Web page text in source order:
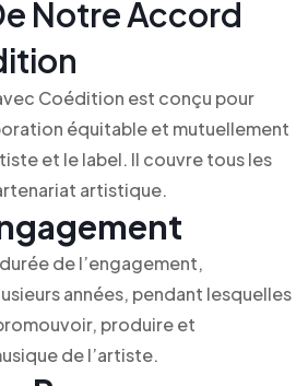
Notre Accord
Coédition est conçu pour
équitable et mutuellement
et le label. Il couvre tous les
artistique.
de l’engagement,
années, pendant lesquelles
produire et
de l’artiste.